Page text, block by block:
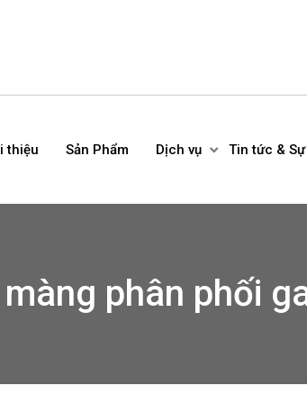
thiệu Sản Phẩm Dịch vụ Tin tức &
màng phân phối